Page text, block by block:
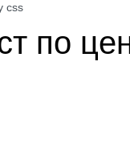
css
по